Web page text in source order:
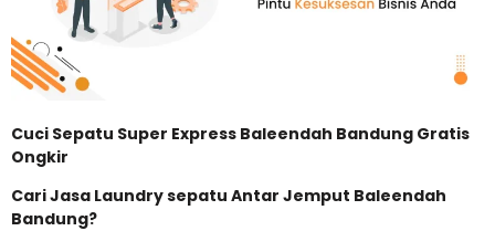
Cuci Sepatu Super Express Baleendah Bandung Gratis
Ongkir
Cari Jasa Laundrysepatu Antar Jemput Baleendah
Bandung?